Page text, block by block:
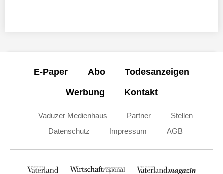
E-Paper Abo Todesanzeigen
Werbung Kontakt
Vaduzer Medienhaus Partner
Stellen
Datenschutz
Impressum AGB